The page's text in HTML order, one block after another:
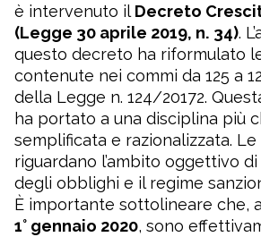
è intervenuto il Decreto
(Legge 30 aprile 2019, n. 34).
questo decreto ha riformulato
contenute nei commi da 125 a
della Legge n. 124/20172.
ha portato a una disciplina più
semplificata e razionalizzata.
riguardano l’ambito oggettivo
degli obblighi e il regime
È importante sottolineare che,
1° gennaio 2020, sono